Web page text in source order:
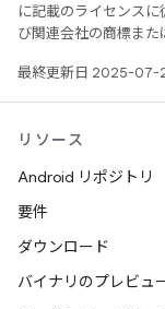
に記載のライセンス
び関連会社の商標また
最終更新日 2025-07-
リソース
Android リポジトリ
要件
ダウンロード
バイナリのプレビュ